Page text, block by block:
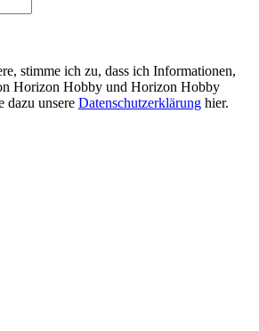
stimme ich zu, dass ich Informationen,
Horizon Hobby und Horizon Hobby
dazu unsere Datenschutzerklärung hier.